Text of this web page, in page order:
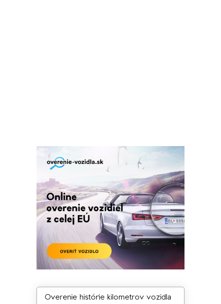
Overenie histórie kilometrov vozidla